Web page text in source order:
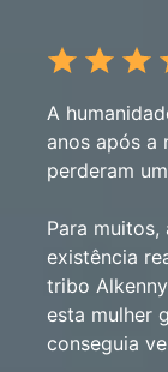
A
anos após a
perderam
Para
existência
tribo
esta mulher
conseguia